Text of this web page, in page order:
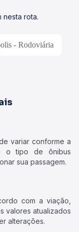
nesta rota.
- Rodoviária
variar conforme a
o tipo de ônibus
sua passagem.
com a viação,
valores atualizados
alterações.